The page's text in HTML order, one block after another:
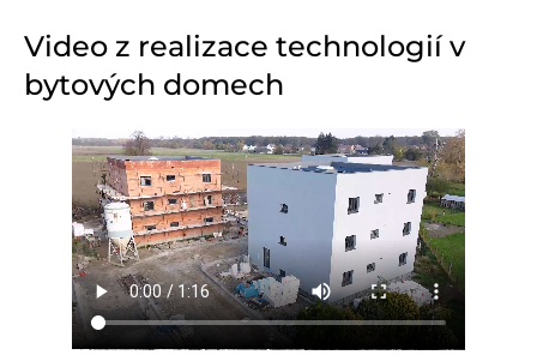
Video z realizace technologií v
bytových domech